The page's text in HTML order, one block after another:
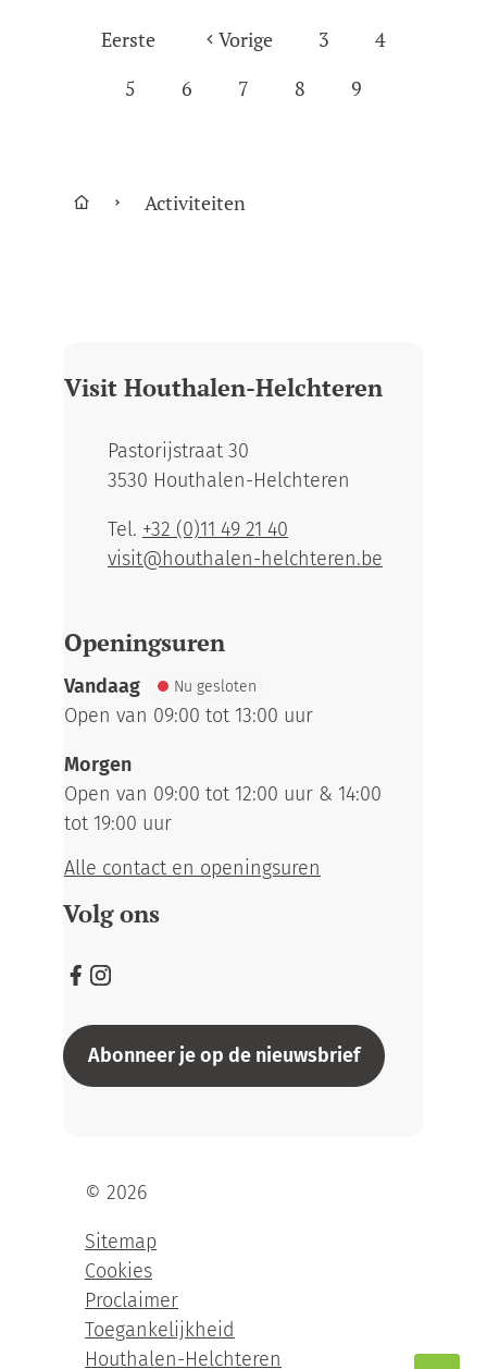
Eerste Vorige 3
4
5
6 7 8 9
StartpaginaActiviteiten
Visit Houthalen-Helchteren
AdresPastorijstraat 30
,3530 Houthalen-Helchteren
+32 (0)11 49 21 40
E-mailvisit@houthalen-helchteren.be
Openingsuren
Vandaag Nu gesloten
Open van 09:00 tot 13:00 uur
Morgen
Open van 09:00 tot 12:00 uur & 14:00
tot 19:00 uur
Alle contact en openingsuren
Volg ons
Facebook
Instagram
Abonneer je op de nieuwsbrief
© 2026
Sitemap
Cookies
Proclaimer
Toegankelijkheid
Houthalen-Helchteren